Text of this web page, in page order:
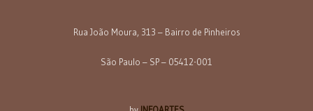
Rua João Moura, 313 – Bairro de Pinheiros
São Paulo – SP – 05412-001